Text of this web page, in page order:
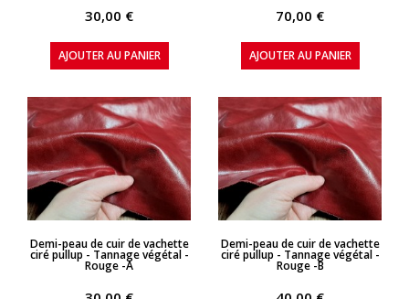
30,00 €
AJOUTER AU PANIER
70,00 €
AJOUTER AU PANIER
APERÇU RAPIDE
Demi-peau de cuir de vachette
ciré pullup - Tannage végétal -
Rouge -A
APERÇU RAPIDE
Demi-peau de cuir de vachette
ciré pullup - Tannage végétal -
Rouge -B